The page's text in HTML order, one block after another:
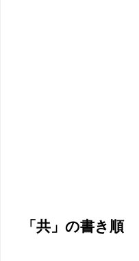
「共」の書き順